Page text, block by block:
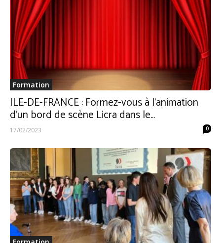
Formation
ILE-DE-FRANCE : Formez-vous à l’animation
d’un bord de scène Licra dans le...
17/02/2023 0